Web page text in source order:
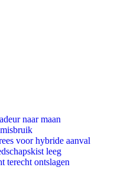
naar maan
voor hybride aanval
leeg
terecht ontslagen